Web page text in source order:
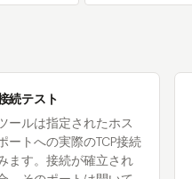
続テスト
ールは指定されたホス
ートへの実際のTCP接続
ます。接続が確立され